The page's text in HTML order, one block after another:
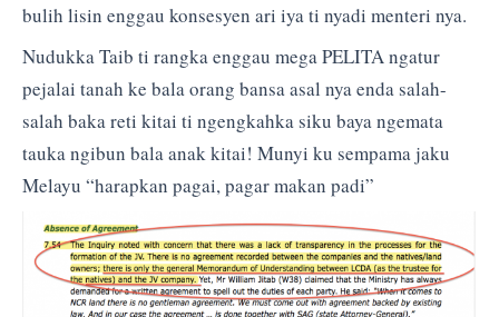
bulih lisin enggau konsesyen ari iya ti nyadi menteri nya.
Nudukka Taib ti rangka enggau mega PELITA ngatur
pejalai tanah ke bala orang bansa asal nya enda salah-
salah baka reti kitai ti ngengkahka siku baya ngemata
tauka ngibun bala anak kitai! Munyi ku sempama jaku
Melayu “harapkan pagai, pagar makan padi”